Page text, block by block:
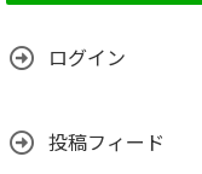
ログイン
投稿フィード